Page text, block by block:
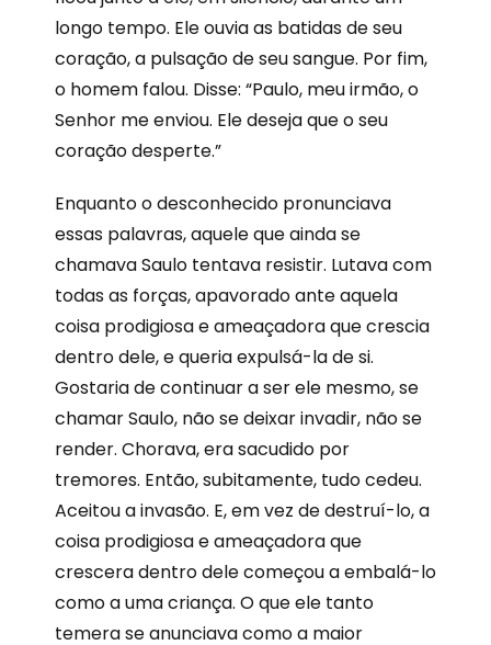
longo tempo. Ele ouvia as batidas de seu
coração, a pulsação de seu sangue. Por fim,
o homem falou. Disse: “Paulo, meu irmão, o
Senhor me enviou. Ele deseja que o seu
coração desperte.”
Enquanto o desconhecido pronunciava
essas palavras, aquele que ainda se
chamava Saulo tentava resistir. Lutava com
todas as forças, apavorado ante aquela
coisa prodigiosa e ameaçadora que crescia
dentro dele, e queria expulsá-la de si.
Gostaria de continuar a ser ele mesmo, se
chamar Saulo, não se deixar invadir, não se
render. Chorava, era sacudido por
tremores. Então, subitamente, tudo cedeu.
Aceitou a invasão. E, em vez de destruí-lo, a
coisa prodigiosa e ameaçadora que
crescera dentro dele começou a embalá-lo
como a uma criança. O que ele tanto
temera se anunciava como a maior